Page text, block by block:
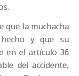
que la muchacha
y que su
en el artículo 36
del accidente,